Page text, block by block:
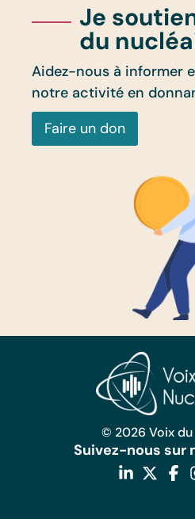
Je
du
Aidez-nous à informer
notre activité en
Faire un don
© 2026 Voix du
Suivez-nous sur